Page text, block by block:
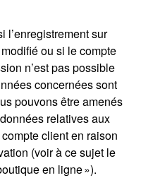
l’enregistrement sur
ou si le compte
n’est pas possible
concernées sont
pouvons être amenés
relatives aux
client en raison
(voir à ce sujet le
en ligne »).